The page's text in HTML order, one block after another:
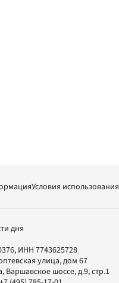
Условия использования
дня
ИНН 7743625728
улица, дом 67
, Варшавское шоссе, д.9, стр.1